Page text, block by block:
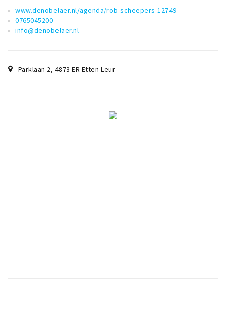
Baroniepoorten
Sport
www.denobelaer.nl/agenda/rob-scheepers-12749
0765045200
info@denobelaer.nl
Parklaan 2, 4873 ER Etten-Leur